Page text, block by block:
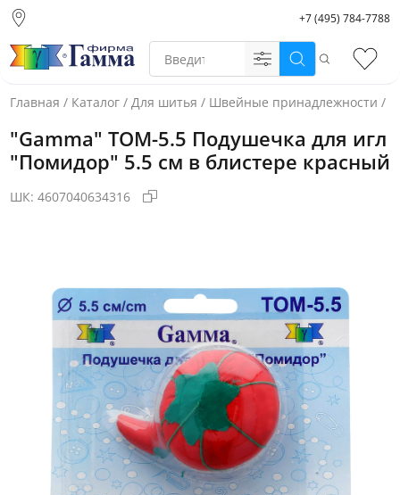
склад)
Санкт-Петербург
Екатеринбург
+7 (495) 784-7788
Поиск
Главная / Каталог / Для шитья / Швейные принадлежности /
"Gamma" ТОМ-5.5 Подушечка для игл
"Помидор" 5.5 см в блистере красный
ШК: 4607040634316